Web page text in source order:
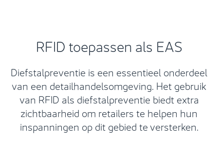
RFID toepassen als EAS
Diefstalpreventie is een essentieel onderdeel
van een detailhandelsomgeving. Het gebruik
van RFID als diefstalpreventie biedt extra
zichtbaarheid om retailers te helpen hun
inspanningen op dit gebied te versterken.